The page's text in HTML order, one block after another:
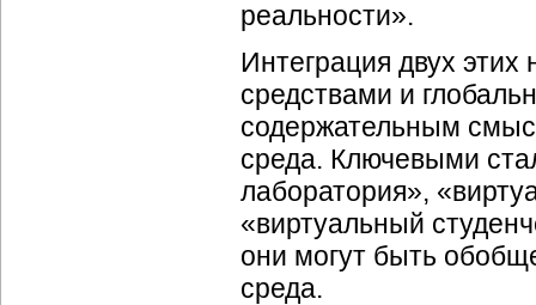
реальности».
Интеграция двух
средствами и
содержательным
среда. Ключевыми
лаборатория»,
«виртуальный
они могут быть
среда.